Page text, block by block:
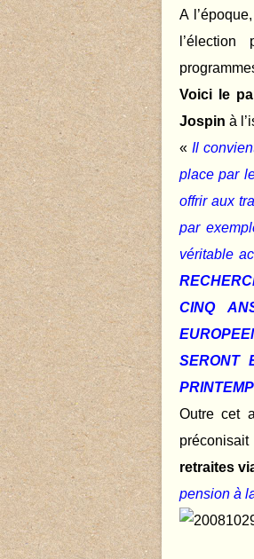
A
Voici le
Jospin à
«Il
place par
offrir aux
par
véritable
CINQ
SERONT
Outre cet
préconisait
retraites
pension à